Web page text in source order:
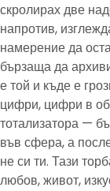
скролирах две
напротив,
намерение да
бързаща да
е той и къде е
цифри, цифри в
тотализатора —
във сфера, а
не си ти. Тази
любов, живот,